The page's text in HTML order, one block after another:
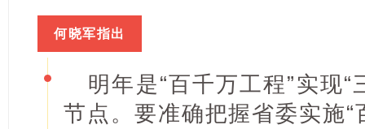
何晓军指出
明年是“百千万工程”实现
节点。要准确把握省委实施